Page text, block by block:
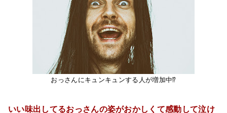
おっさんにキュンキュンする人が増加中⁉︎
いい味出してるおっさんの姿がおかしくて感動して泣け